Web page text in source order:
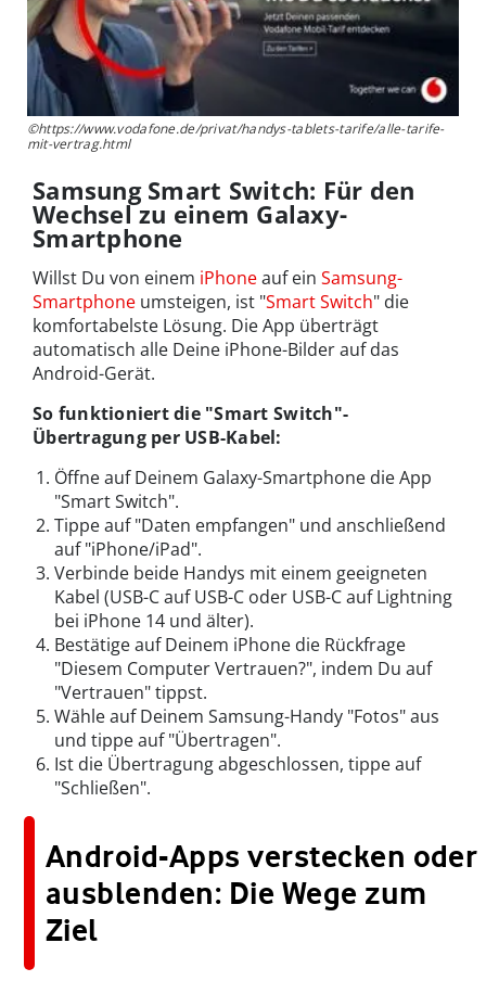
©https://www.vodafone.de/privat/handys-tablets-tarife/alle-tarife-
mit-vertrag.html
Samsung Smart Switch: Für den
Wechsel zu einem Galaxy-
Smartphone
Willst Du von einem iPhoneauf ein Samsung-
Smartphone umsteigen, ist "Smart Switch" die
komfortabelste Lösung. Die App überträgt
automatisch alle Deine iPhone-Bilder auf das
Android-Gerät.
So funktioniert die "Smart Switch"-
Übertragung per USB-Kabel:
Öffne auf Deinem Galaxy-Smartphone die App
"Smart Switch".
Tippe auf "Daten empfangen" und anschließend
auf "iPhone/iPad".
Verbinde beide Handys mit einem geeigneten
Kabel (USB-C auf USB-C oder USB-C auf Lightning
bei iPhone 14 und älter).
Bestätige auf Deinem iPhone die Rückfrage
"Diesem Computer Vertrauen?", indem Du auf
"Vertrauen" tippst.
Wähle auf Deinem Samsung-Handy "Fotos" aus
und tippe auf "Übertragen".
Ist die Übertragung abgeschlossen, tippe auf
"Schließen".
Android-Apps verstecken oder
ausblenden: Die Wege zum
Ziel